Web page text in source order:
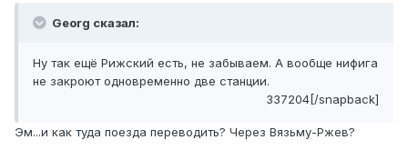
Georg сказал:
Ну так ещё Рижский есть, не забываем. А вообще нифига
не закроют одновременно две станции.
337204[/snapback]
Эм...и как туда поезда переводить? Через Вязьму-Ржев?